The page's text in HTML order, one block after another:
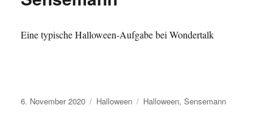
Eine typische Halloween-Aufgabe bei Wondertalk
Veröffentlicht
6. November 2020 Kategorien
Halloween Schlagwörter
Halloween,Sensemann